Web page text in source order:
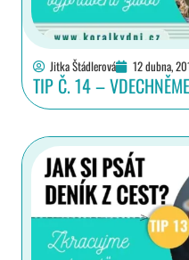
Jitka Štádlerová 12 dubna,
TIP Č. 14 –